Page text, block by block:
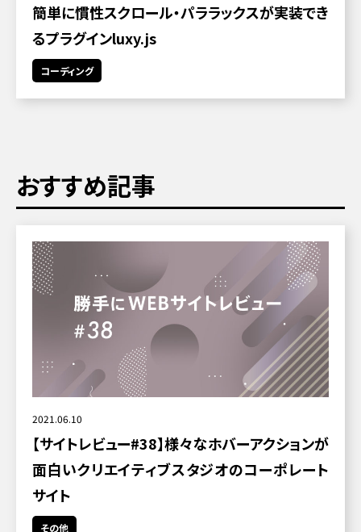
簡単に慣性スクロール・パララックスが実装でき
るプラグインluxy.js
コーディング
おすすめ記事
2021.06.10
【サイトレビュー#38】様々なホバーアクションが
面白いクリエイティブスタジオのコーポレート
サイト
その他